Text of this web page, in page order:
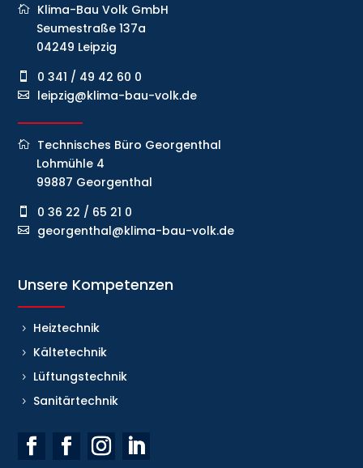
Klima-Bau Volk GmbH
Seumestraße 137a
04249 Leipzig
0 341 / 49 42 60 0
leipzig@klima-bau-volk.de
Technisches Büro Georgenthal
Lohmühle 4
99887 Georgenthal
0 36 22 / 65 21 0
georgenthal@klima-bau-volk.de
Unsere Kompetenzen
Heiztechnik
Kältetechnik
Lüftungstechnik
Sanitärtechnik